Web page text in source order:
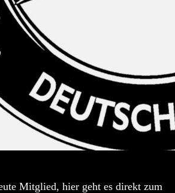
Mitglied, hier geht es direkt zum